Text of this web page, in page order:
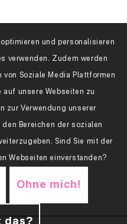
und personalisieren
verwenden. Zudem werden
Soziale Media Plattformen
unsere Webseiten zu
zur Verwendung unserer
Bereichen der sozialen
Sind Sie mit der
Webseiten einverstanden?
Ohne mich!
das?